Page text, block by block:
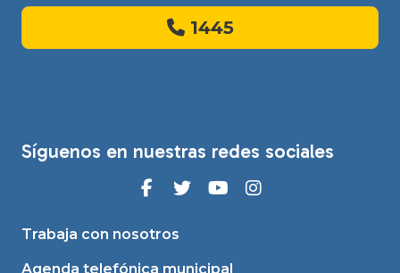
1445
Síguenos en nuestras redes sociales
Trabaja con nosotros
Agenda telefónica municipal